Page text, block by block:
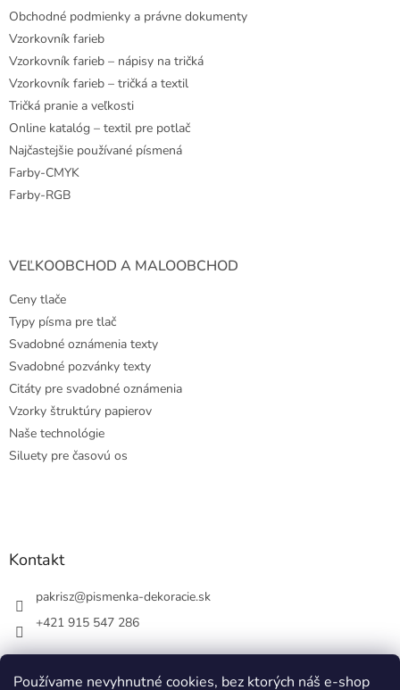
Používame nevyhnutné cookies, bez ktorých náš e-shop
Obchodné podmienky a právne dokumenty
Vzorkovník farieb
Vzorkovník farieb – nápisy na tričká
Vzorkovník farieb – tričká a textil
Tričká pranie a veľkosti
Online katalóg – textil pre potlač
Najčastejšie používané písmená
Farby-CMYK
Farby-RGB
VEĽKOOBCHOD A MALOOBCHOD
Ceny tlače
Typy písma pre tlač
Svadobné oznámenia texty
Svadobné pozvánky texty
Citáty pre svadobné oznámenia
Vzorky štruktúry papierov
Naše technológie
Siluety pre časovú os
Kontakt
pakrisz@pismenka-dekoracie.sk
+421 915 547 286